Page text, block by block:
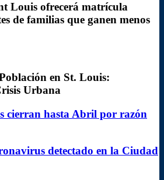
Louis ofrecerá matrícula
de familias que ganen menos
en St. Louis:
Urbana
cierran hasta Abril por razón
detectado en la Ciudad